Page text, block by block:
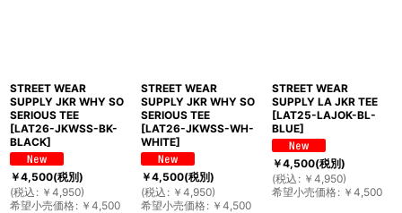
STREET WEAR
SUPPLY JKR WHY SO
SERIOUS TEE
[LAT26-JKWSS-BK-
BLACK]
￥4,500(税別)
(税込 : ￥ 4,950)
希望小売価格: ￥ 4,500
STREET WEAR
SUPPLY JKR WHY SO
SERIOUS TEE
[LAT26-JKWSS-WH-
WHITE]
￥4,500(税別)
(税込 : ￥ 4,950)
希望小売価格: ￥ 4,500
STREET WEAR
SUPPLY LA JKR TEE
[LAT25-LAJOK-BL-
BLUE]
￥4,500(税別)
(税込 : ￥ 4,950)
希望小売価格: ￥ 4,500